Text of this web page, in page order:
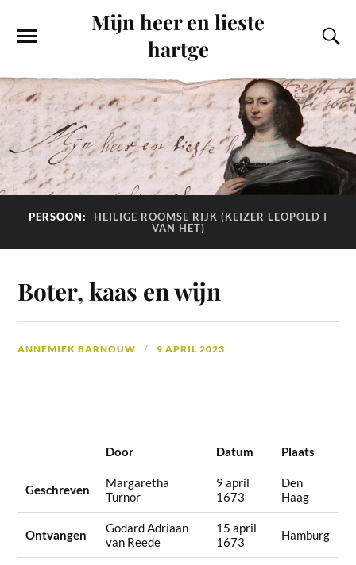
Mijn heer en lieste
hartge
PERSOON:
HEILIGE ROOMSE RIJK (KEIZER LEOPOLD I
VAN HET)
Boter, kaas en wijn
ANNEMIEK BARNOUW 9 APRIL 2023
Door Datum Plaats
Geschreven
Margaretha
Turnor
9 april
1673
Den
Haag
Ontvangen
Godard Adriaan
van Reede
15 april
1673
Hamburg